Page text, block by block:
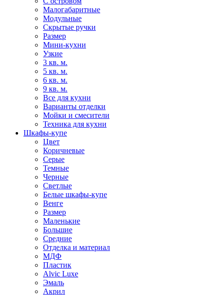
Малогабаритные
Модульные
Скрытые ручки
Размер
Мини-кухни
Узкие
3 кв. м.
5 кв. м.
6 кв. м.
9 кв. м.
Все для кухни
Варианты отделки
Мойки и смесители
Техника для кухни
Шкафы-купе
Цвет
Коричневые
Серые
Темные
Черные
Светлые
Белые шкафы-купе
Венге
Размер
Маленькие
Большие
Средние
Отделка и материал
МДФ
Пластик
Alvic Luxe
Эмаль
Акрил